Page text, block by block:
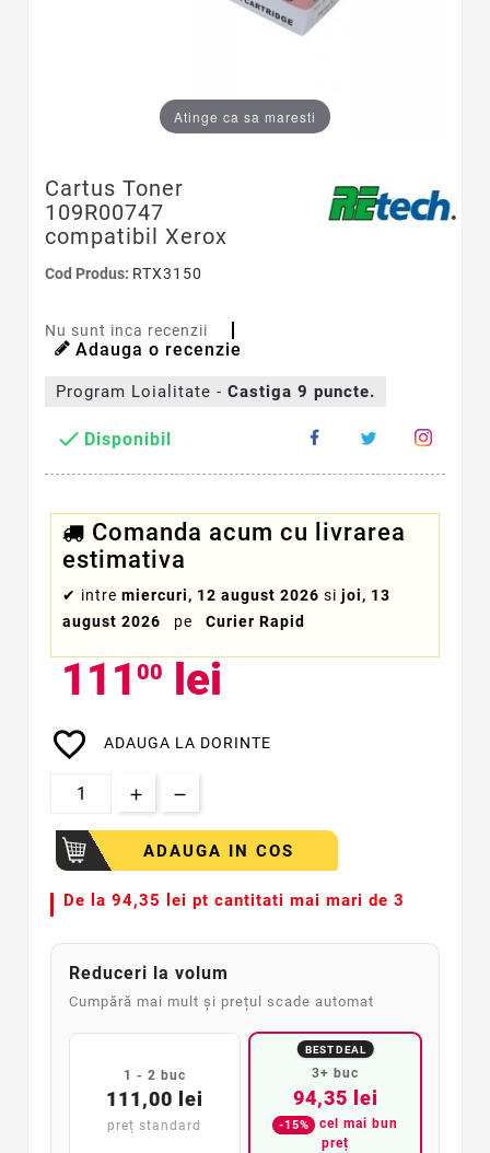
Atinge ca sa maresti
Cartus Toner
109R00747
compatibil Xerox
Cod Produs: RTX3150
Nu sunt inca recenzii
Adauga o recenzie
Program Loialitate - Castiga 9 puncte.
 Disponibil
Comanda acum cu livrarea
estimativa
✔ intre miercuri, 12 august 2026 si joi, 13
august 2026
pe Curier Rapid
111 00 lei
favorite_border ADAUGA LA DORINTE
ADAUGA IN COS
De la 94,35 lei pt cantitati mai mari de 3
Reduceri la volum
Cumpără mai mult și prețul scade automat
1 - 2 buc
111,00 lei
preț standard
BEST DEAL
3+ buc
94,35 lei
-15%
cel mai bun
preț